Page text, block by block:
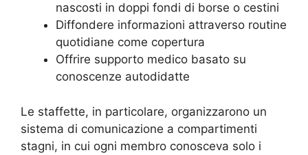
nascosti in doppi fondi di borse o cestini
Diffondere informazioni attraverso routine
quotidiane come copertura
Offrire supporto medico basato su
conoscenze autodidatte
Le staffette, in particolare, organizzarono un
sistema di comunicazione a compartimenti
stagni, in cui ogni membro conosceva solo i